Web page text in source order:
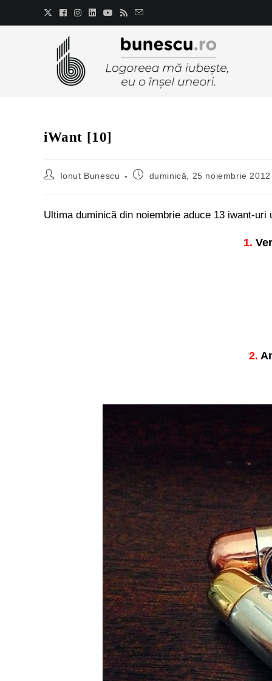
iWant [10]
Ionut Bunescu duminică, 25 noiembrie 2012
Ultima duminică din noiembrie aduce 13 iwant-
1.
2.